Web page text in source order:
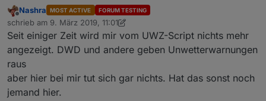
ext",warnings[i].longtext);/setstate(cha
nnelid+".warning."+i+".shorttext",warnin
gs[i].shorttext);/setstate(channelid+".w
arning."+i+".object","
{}");/setstate(channelid+".warning."+i+"
nnelid+".warning."+i+".end",warnings[i].
end);/setstate(channelid+".warning."+i+"
.severity",warnings[i].severity);/setsta
Offline
Nashra MOST ACTIVE FORUM TESTING
schrieb am 9. März 2019, 11:01
zuletzt editiert von Nashra 3. Sept. 2019, 12:06
Seit einiger Zeit wird mir vom UWZ-Script nichts mehr
angezeigt. DWD und andere geben Unwetterwarnungen
raus
aber hier bei mir tut sich gar nichts. Hat das sonst noch
jemand hier.